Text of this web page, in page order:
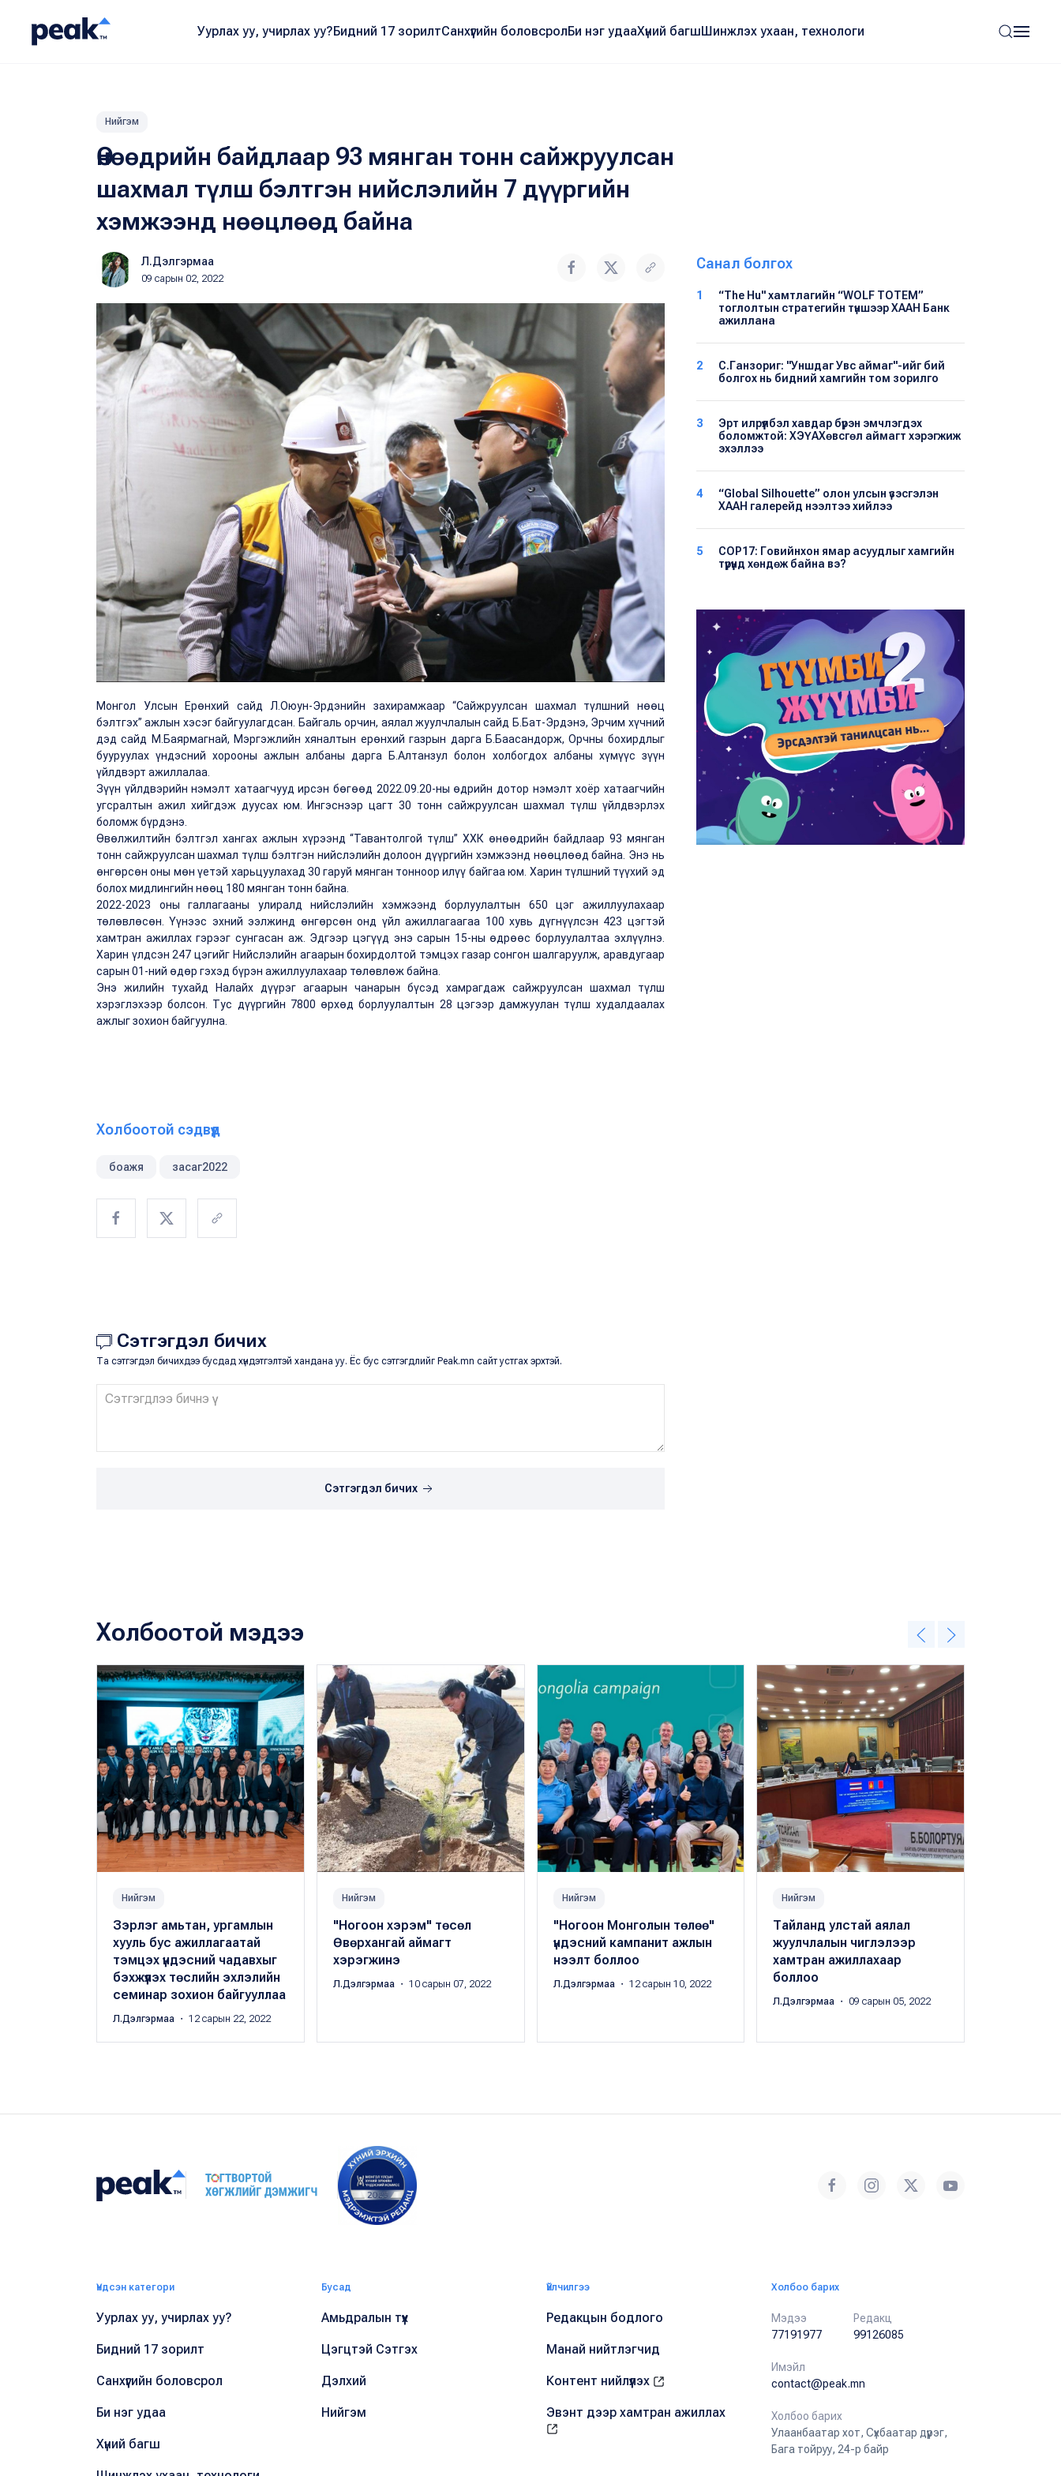
Уурлах уу, учирлах уу?Бидний 17 зорилтСанхүүгийн боловсролБи нэг удааХүний багшШинжлэх ухаан, технологи
Нийгэм
Өнөөдрийн байдлаар 93 мянган тонн сайжруулсан
шахмал түлш бэлтгэн нийслэлийн 7 дүүргийн
хэмжээнд нөөцлөөд байна
Л.Дэлгэрмаа
09 сарын 02, 2022
Монгол Улсын Ерөнхий сайд Л.Оюун-Эрдэнийн захирамжаар “Сайжруулсан шахмал түлшний нөөц
бэлтгэх” ажлын хэсэг байгуулагдсан. Байгаль орчин, аялал жуулчлалын сайд Б.Бат-Эрдэнэ, Эрчим хүчний
дэд сайд М.Баярмагнай, Мэргэжлийн хяналтын ерөнхий газрын дарга Б.Баасандорж, Орчны бохирдлыг
бууруулах үндэсний хорооны ажлын албаны дарга Б.Алтанзул болон холбогдох албаны хүмүүс зүүн
үйлдвэрт ажиллалаа.
Зүүн үйлдвэрийн нэмэлт хатаагчууд ирсэн бөгөөд 2022.09.20-ны өдрийн дотор нэмэлт хоёр хатаагчийн
угсралтын ажил хийгдэж дуусах юм. Ингэснээр цагт 30 тонн сайжруулсан шахмал түлш үйлдвэрлэх
боломж бүрдэнэ.
Өвөлжилтийн бэлтгэл хангах ажлын хүрээнд “Тавантолгой түлш” ХХК өнөөдрийн байдлаар 93 мянган
тонн сайжруулсан шахмал түлш бэлтгэн нийслэлийн долоон дүүргийн хэмжээнд нөөцлөөд байна. Энэ нь
өнгөрсөн оны мөн үетэй харьцуулахад 30 гаруй мянган тонноор илүү байгаа юм. Харин түлшний түүхий эд
болох мидлингийн нөөц 180 мянган тонн байна.
2022-2023 оны галлагааны улиралд нийслэлийн хэмжээнд борлуулалтын 650 цэг ажиллуулахаар
төлөвлөсөн. Үүнээс эхний ээлжинд өнгөрсөн онд үйл ажиллагаагаа 100 хувь дүгнүүлсэн 423 цэгтэй
хамтран ажиллах гэрээг сунгасан аж. Эдгээр цэгүүд энэ сарын 15-ны өдрөөс борлуулалтаа эхлүүлнэ.
Харин үлдсэн 247 цэгийг Нийслэлийн агаарын бохирдолтой тэмцэх газар сонгон шалгаруулж, аравдугаар
сарын 01-ний өдөр гэхэд бүрэн ажиллуулахаар төлөвлөж байна.
Энэ жилийн тухайд Налайх дүүрэг агаарын чанарын бүсэд хамрагдаж сайжруулсан шахмал түлш
хэрэглэхээр болсон. Тус дүүргийн 7800 өрхөд борлуулалтын 28 цэгээр дамжуулан түлш худалдаалах
ажлыг зохион байгуулна.
Холбоотой сэдвүүд
боажя засаг2022
Сэтгэгдэл бичих
Та сэтгэгдэл бичихдээ бусдад хүндэтгэлтэй хандана уу. Ёс бус сэтгэгдлийг Peak.mn сайт устгах эрхтэй.
Сэтгэгдэл бичих
Санал болгох
1
“The Hu" хамтлагийн “WOLF TOTEM”
тоглолтын стратегийн түншээр ХААН Банк
ажиллана
2
С.Ганзориг: "Уншдаг Увс аймаг"-ийг бий
болгох нь бидний хамгийн том зорилго
3
Эрт илрүүлбэл хавдар бүрэн эмчлэгдэх
боломжтой: ХЭҮА​Хөвсгөл аймагт хэрэгжиж
эхэллээ
4
“Global Silhouette” олон улсын үзэсгэлэн
ХААН галерейд нээлтээ хийлээ
5
COP17: Говийнхон ямар асуудлыг хамгийн
түрүүнд хөндөж байна вэ?
Холбоотой мэдээ
Нийгэм
Зэрлэг амьтан, ургамлын
хууль бус ажиллагаатай
тэмцэх үндэсний чадавхыг
бэхжүүлэх төслийн эхлэлийн
семинар зохион байгууллаа
Л.Дэлгэрмаа ・ 12 сарын 22, 2022
Нийгэм
"Ногоон хэрэм" төсөл
Өвөрхангай аймагт
хэрэгжинэ
Л.Дэлгэрмаа ・ 10 сарын 07, 2022
Нийгэм
"Ногоон Монголын төлөө"
үндэсний кампанит ажлын
нээлт боллоо
Л.Дэлгэрмаа ・ 12 сарын 10, 2022
Нийгэм
Тайланд улстай аялал
жуулчлалын чиглэлээр
хамтран ажиллахаар
боллоо
Л.Дэлгэрмаа ・ 09 сарын 05, 2022
Үндсэн категори
Уурлах уу, учирлах уу?
Бидний 17 зорилт
Санхүүгийн боловсрол
Би нэг удаа
Хүний багш
Бусад
Амьдралын түүх
Цэгцтэй Сэтгэх
Дэлхий
Нийгэм
Үйлчилгээ
Редакцын бодлого
Манай нийтлэгчид
Контент нийлүүлэх
Эвэнт дээр хамтран ажиллах
Холбоо барих
Мэдээ
77191977
Редакц
99126085
Имэйл
contact@peak.mn
Холбоо барих
Улаанбаатар хот, Сүхбаатар дүүрэг,
Бага тойруу, 24-р байр